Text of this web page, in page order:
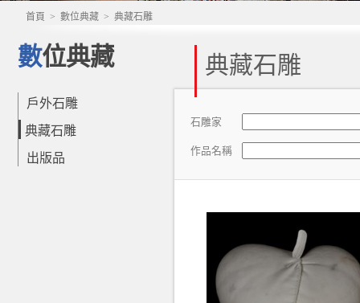
首頁 > 數位典藏 > 典藏石雕
數位典藏
戶外石雕
典藏石雕
出版品
典藏石雕
石雕家
作品名稱